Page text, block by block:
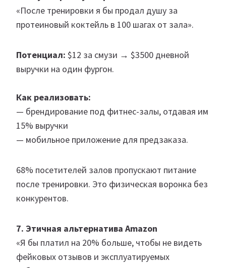
«После тренировки я бы продал душу за
протеиновый коктейль в 100 шагах от зала».
Потенциал: $12 за смузи → $3500 дневной
выручки на один фургон.
Как реализовать:
— брендирование под фитнес-залы, отдавая им
15% выручки
— мобильное приложение для предзаказа.
68% посетителей залов пропускают питание
после тренировки. Это физическая воронка без
конкурентов.
7. Этичная альтернатива Amazon
«Я бы платил на 20% больше, чтобы не видеть
фейковых отзывов и эксплуатируемых